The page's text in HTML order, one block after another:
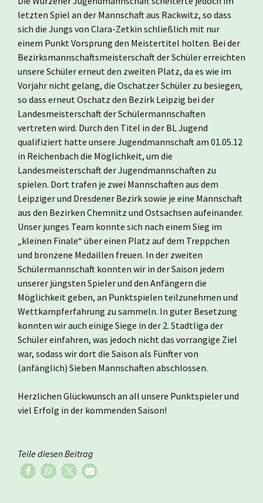
letzten Spiel an der Mannschaft aus Rackwitz, so dass
sich die Jungs von Clara-Zetkin schließlich mit nur
einem Punkt Vorsprung den Meistertitel holten. Bei der
Bezirksmannschaftsmeisterschaft der Schüler erreichten
unsere Schüler erneut den zweiten Platz, da es wie im
Vorjahr nicht gelang, die Oschatzer Schüler zu besiegen,
so dass erneut Oschatz den Bezirk Leipzig bei der
Landesmeisterschaft der Schülermannschaften
vertreten wird. Durch den Titel in der BL Jugend
qualifiziert hatte unsere Jugendmannschaft am 01.05.12
in Reichenbach die Möglichkeit, um die
Landesmeisterschaft der Jugendmannschaften zu
spielen. Dort trafen je zwei Mannschaften aus dem
Leipziger und Dresdener Bezirk sowie je eine Mannschaft
aus den Bezirken Chemnitz und Ostsachsen aufeinander.
Unser junges Team konnte sich nach einem Sieg im
„kleinen Finale“ über einen Platz auf dem Treppchen
und bronzene Medaillen freuen. In der zweiten
Schülermannschaft konnten wir in der Saison jedem
unserer jüngsten Spieler und den Anfängern die
Möglichkeit geben, an Punktspielen teilzunehmen und
Wettkampferfahrung zu sammeln. In guter Besetzung
konnten wir auch einige Siege in der 2. Stadtliga der
Schüler einfahren, was jedoch nicht das vorrangige Ziel
war, sodass wir dort die Saison als Fünfter von
(anfänglich) Sieben Mannschaften abschlossen.
Herzlichen Glückwunsch an all unsere Punktspieler und
viel Erfolg in der kommenden Saison!
Teile diesen Beitrag